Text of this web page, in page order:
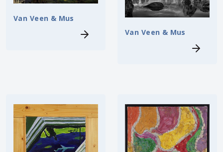
Van Veen & Mus
Van Veen & Mus